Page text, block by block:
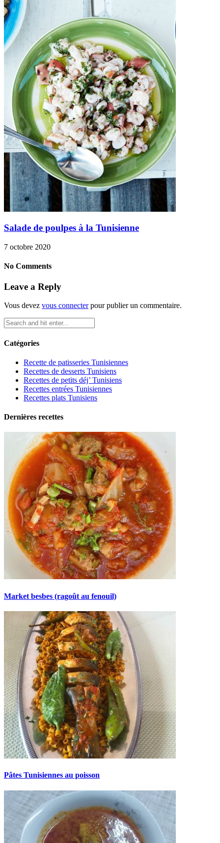
Salade de poulpes à la Tunisienne
7 octobre 2020
No Comments
Leave a Reply
Vous devez vous connecterpour publier un commentaire.
Catégories
Recette de patisseries Tunisiennes
Recettes de desserts Tunisiens
Recettes de petits déj’ Tunisiens
Recettes entrées Tunisiennes
Recettes plats Tunisiens
Dernières recettes
Market besbes (ragoût au fenouil)
Pâtes Tunisiennes au poisson